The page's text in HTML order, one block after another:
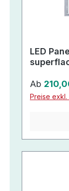
LED
Regulärer
Ab
Preise exkl.